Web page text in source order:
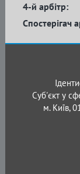
4-й арбітр:
Спостерігач
Суб'єкт у
м. Київ,